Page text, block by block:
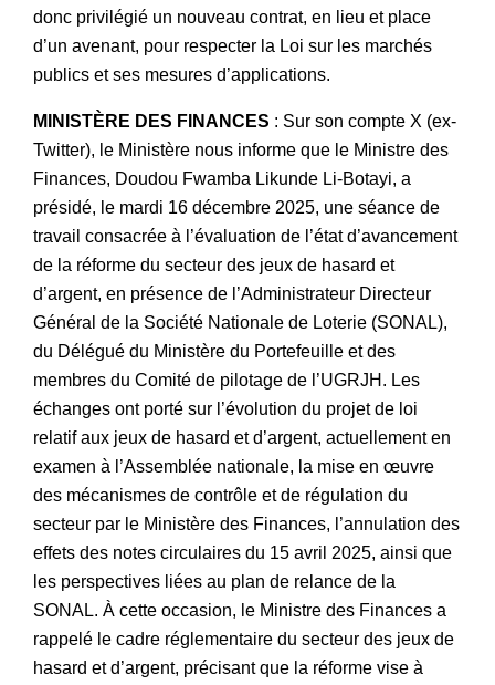
donc privilégié un nouveau contrat, en lieu et place
d’un avenant, pour respecter la Loi sur les marchés
publics et ses mesures d’applications.
MINISTÈRE DES FINANCES : Sur son compte X (ex-
Twitter), le Ministère nous informe que le Ministre des
Finances, Doudou Fwamba Likunde Li-Botayi, a
présidé, le mardi 16 décembre 2025, une séance de
travail consacrée à l’évaluation de l’état d’avancement
de la réforme du secteur des jeux de hasard et
d’argent, en présence de l’Administrateur Directeur
Général de la Société Nationale de Loterie (SONAL),
du Délégué du Ministère du Portefeuille et des
membres du Comité de pilotage de l’UGRJH. Les
échanges ont porté sur l’évolution du projet de loi
relatif aux jeux de hasard et d’argent, actuellement en
examen à l’Assemblée nationale, la mise en œuvre
des mécanismes de contrôle et de régulation du
secteur par le Ministère des Finances, l’annulation des
effets des notes circulaires du 15 avril 2025, ainsi que
les perspectives liées au plan de relance de la
SONAL. À cette occasion, le Ministre des Finances a
rappelé le cadre réglementaire du secteur des jeux de
hasard et d’argent, précisant que la réforme vise à